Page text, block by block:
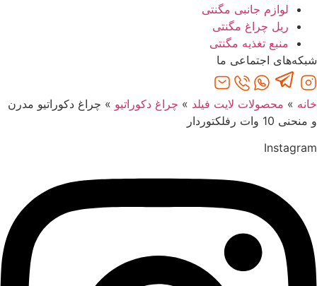
لوازم جانبی مگنتی
ریل چراغ مگنتی
منبع تغذیه مگنتی
شبکه‌های اجتماعی ما
خانه » محصولات لایت فیلد » چراغ دکوراتیو » چراغ دکوراتیو مدرن
و منحنی 10 وات رفلکتوردار
Instagram